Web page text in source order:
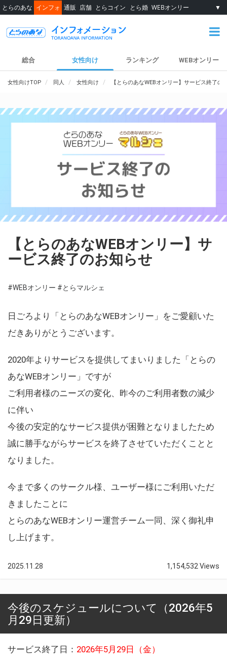
とらのあな インフォ 通販 店舗 とらコイン とら婚 WEBオンリー ▼
総合 女性向け ランキング WEBオンリー
女性向けTOP 同人 女性向け 【とらのあなWEBオンリー】サービス終了の
【とらのあなWEBオンリー】サ
ービス終了のお知らせ
#WEBオンリー #とらマルシェ
日ごろより「とらのあなWEBオンリー」をご愛顧いた
だきありがとうございます。
2020年よりサービスを提供してまいりました「とらの
あなWEBオンリー」ですが
ご利用者様のニーズの変化、昨今のご利用者数の減少
に伴い
今後の安定的なサービス提供が困難となりましたため
誠に勝手ながらサービスを終了させていただくことと
なりました。
今まで多くのサークル様、ユーザー様にご利用いただ
きましたことに
とらのあなWEBオンリー運営チーム一同、深く御礼申
し上げます。
2025.11.28 1,154,532 Views
今後のスケジュールについて（2026年5
月29日更新）
サービス終了日： 2026年5月29日（金）